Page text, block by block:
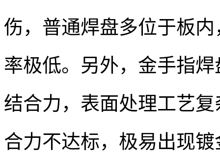
伤，普通焊盘多位于板
率极低。另外，金手指
结合力，表面处理工艺
合力不达标，极易出现